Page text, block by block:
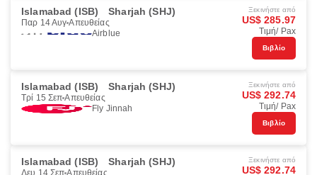
Islamabad (ISB) Sharjah (SHJ)
Παρ 14 Αυγ Απευθείας
Airblue
Ξεκινήστε από
US$ 285.97
Τιμή/ Pax
Βιβλίο
Islamabad (ISB) Sharjah (SHJ)
Τρί 15 Σεπ Απευθείας
Fly Jinnah
Ξεκινήστε από
US$ 292.74
Τιμή/ Pax
Βιβλίο
Islamabad (ISB) Sharjah (SHJ)
Δευ 14 Σεπ Απευθείας
Ξεκινήστε από
US$ 292.74